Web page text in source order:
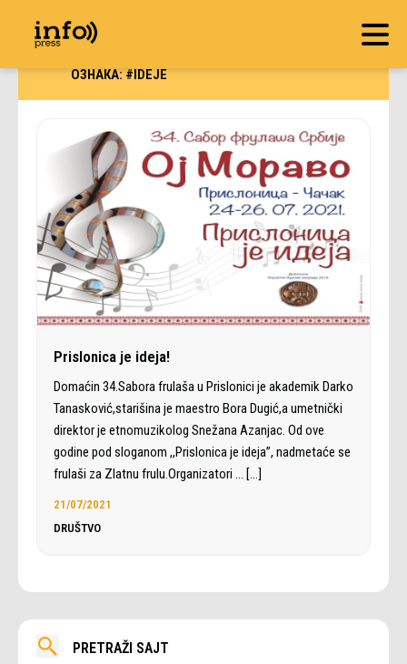
ОЗНАКА:#IDEJE
Prislonica je ideja!
Domaćin 34.Sabora frulaša u Prislonici je akademik Darko
Tanasković,starišina je maestro Bora Dugić,a umetnički
direktor je etnomuzikolog Snežana Azanjac. Od ove
godine pod sloganom ,,Prislonica je ideja”, nadmetaće se
frulaši za Zlatnu frulu.Organizatori … […]
21/07/2021
DRUŠTVO
PRETRAŽI SAJT